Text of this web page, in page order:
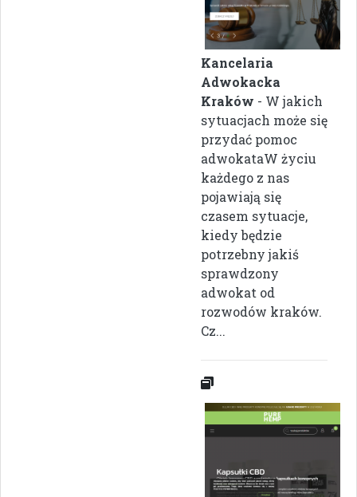
Kancelaria
Adwokacka
Kraków - W jakich
sytuacjach może się
przydać pomoc
adwokataW życiu
każdego z nas
pojawiają się
czasem sytuacje,
kiedy będzie
potrzebny jakiś
sprawdzony
adwokat od
rozwodów kraków.
Cz...